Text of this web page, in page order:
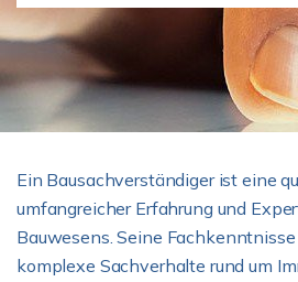
Ein Bausachverständiger ist eine
umfangreicher Erfahrung und
Bauwesens. Seine
komplexe Sachverhalte rund um